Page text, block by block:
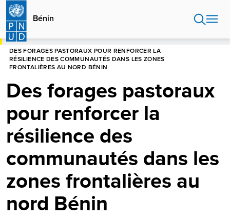
Aller
contenu
principal
Bénin
HOME
DES FORAGES PASTORAUX POUR RENFORCER LA
RÉSILIENCE DES COMMUNAUTÉS DANS LES ZONES
FRONTALIÈRES AU NORD BÉNIN
Des forages pastoraux
pour renforcer la
résilience des
communautés dans les
zones frontalières au
nord Bénin